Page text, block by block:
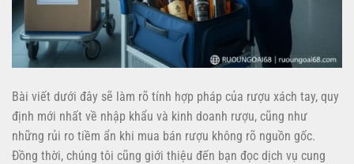
Bài viết dưới đây sẽ làm rõ tính hợp pháp của rượu xách tay, quy
định mới nhất về nhập khẩu và kinh doanh rượu, cũng như
những rủi ro tiềm ẩn khi mua bán rượu không rõ nguồn gốc.
Đồng thời, chúng tôi cũng giới thiệu đến bạn đọc dịch vụ cung